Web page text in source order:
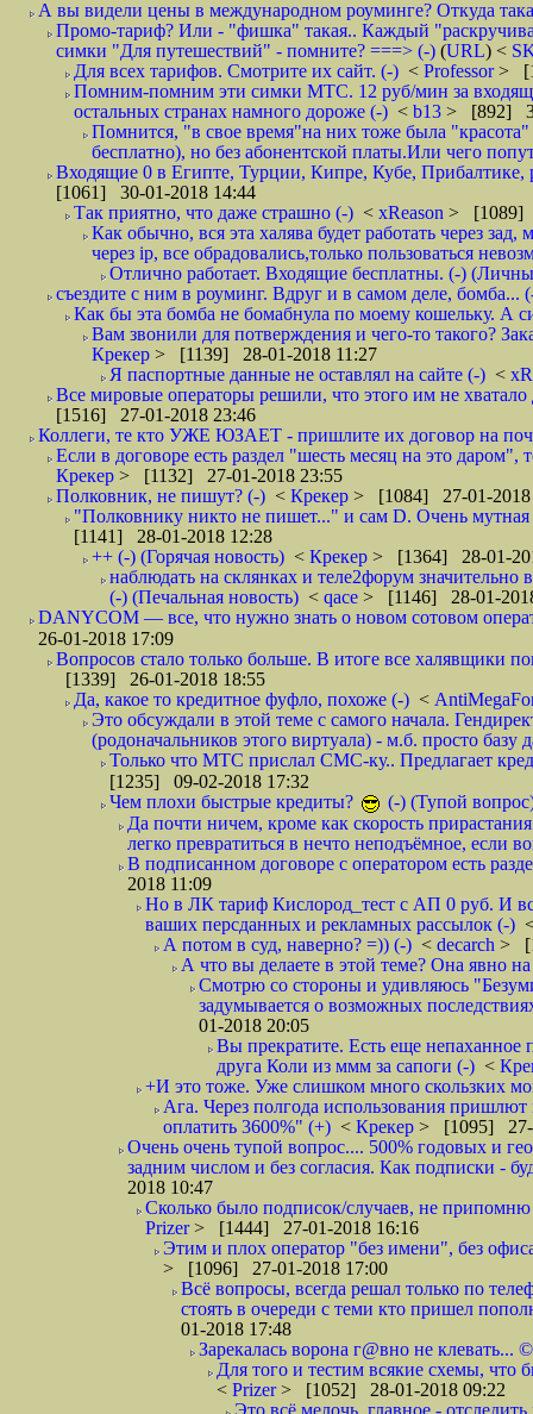
А вы видели цены в международном роуминге? Откуда
Промо-тариф? Или - "фишка" такая.. Каждый
симки "Для путешествий" - помните? ===> (-) (URL) <
Для всех тарифов. Смотрите их сайт. (-) < Professor>
Помним-помним эти симки МТС. 12 руб/мин за
остальных странах намного дороже (-) < b13 > [892]
Помнится, "в свое время"на них тоже была
бесплатно), но без абонентской платы.Или чего
Входящие 0 в Египте, Турции, Кипре, Кубе,
[1061] 30-01-2018 14:44
Так приятно, что даже страшно (-) < xReason > [1089]
Как обычно, вся эта халява будет работать через
через ip, все обрадовались,только пользоваться
Отлично работает. Входящие бесплатны. (-)
съездите с ним в роуминг. Вдруг и в самом деле, бомба...
Как бы эта бомба не бомабнула по моему кошельку. А
Вам звонили для потверждения и чего-то такого?
Крекер > [1139] 28-01-2018 11:27
Я паспортные данные не оставлял на сайте (-) <
Все мировые операторы решили, что этого им не
[1516] 27-01-2018 23:46
Коллеги, те кто УЖЕ ЮЗАЕТ - пришлите их договор на
Если в договоре есть раздел "шесть месяц на это даром",
Крекер > [1132] 27-01-2018 23:55
Полковник, не пишут? (-) < Крекер > [1084] 27-01-2018
"Полковнику никто не пишет..." и сам D. Очень
[1141] 28-01-2018 12:28
++ (-) (Горячая новость) < Крекер > [1364] 28-01-
наблюдать на склянках и теле2форум
(-) (Печальная новость) < qace > [1146] 28-01-
DANYCOM — все, что нужно знать о новом сотовом
26-01-2018 17:09
Вопросов стало только больше. В итоге все халявщики
[1339] 26-01-2018 18:55
Да, какое то кредитное фуфло, похоже (-) <
Это обсуждали в этой теме с самого начала.
(родоначальников этого виртуала) - м.б. просто
Только что МТС прислал СМС-ку.. Предлагает
[1235] 09-02-2018 17:32
Чем плохи быстрые кредиты?
(-) (Тупой
Да почти ничем, кроме как скорость
легко превратиться в нечто неподъёмное, если
В подписанном договоре с оператором есть
2018 11:09
Но в ЛК тариф Кислород_тест с АП 0 руб. И
ваших персданных и рекламных рассылок (-)
А потом в суд, наверно? =)) (-) < decarch >
А что вы делаете в этой теме? Она явно
Смотрю со стороны и удивляюсь
задумывается о возможных
01-2018 20:05
Вы прекратите. Есть еще непаханное
друга Коли из ммм за сапоги (-) <
+И это тоже. Уже слишком много скользких
Ага. Через полгода использования
оплатить 3600%" (+) < Крекер > [1095] 27-
Очень очень тупой вопрос.... 500% годовых и
задним числом и без согласия. Как подписки -
2018 10:47
Сколько было подписок/случаев, не
Prizer> [1444] 27-01-2018 16:16
Этим и плох оператор "без имени", без
> [1096] 27-01-2018 17:00
Всё вопросы, всегда решал только по
стоять в очереди с теми кто пришел
01-2018 17:48
Зарекалась ворона г@вно не клевать...
Для того и тестим всякие схемы, что
< Prizer> [1052] 28-01-2018 09:22
Это всё мелочь, главное -